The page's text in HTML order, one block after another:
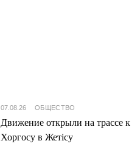
07.08.26 ОБЩЕСТВО
Движение открыли на трассе к
Хоргосу в Жетісу